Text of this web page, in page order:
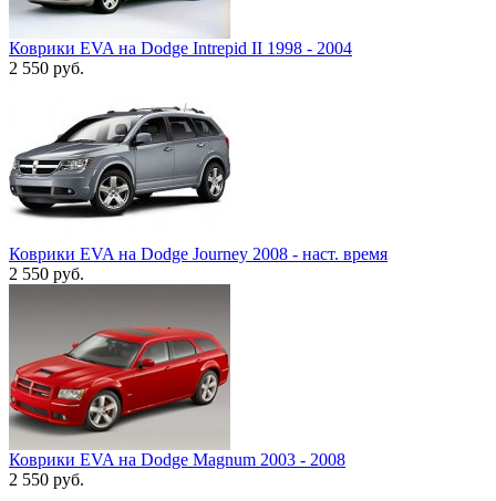
Коврики EVA на Dodge Intrepid II 1998 - 2004
2 550 руб.
Коврики EVA на Dodge Journey 2008 - наст. время
2 550 руб.
Коврики EVA на Dodge Magnum 2003 - 2008
2 550 руб.